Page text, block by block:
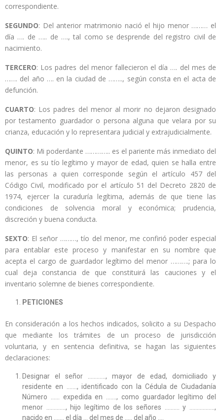
correspondiente.
SEGUNDO: Del anterior matrimonio nació el hijo menor ……… el
día …. de ….. de …., tal como se desprende del registro civil de
nacimiento.
TERCERO: Los padres del menor fallecieron el día …. del mes de
……. del año …. en la ciudad de …….., según consta en el acta de
defunción.
CUARTO: Los padres del menor al morir no dejaron designado
por testamento guardador o persona alguna que velara por su
crianza, educación y lo representara judicial y extrajudicialmente.
QUINTO: Mi poderdante ………….. es el pariente más inmediato del
menor, es su tío legítimo y mayor de edad, quien se halla entre
las personas a quien corresponde según el artículo 457 del
Código Civil, modificado por el artículo 51 del Decreto 2820 de
1974, ejercer la curaduría legítima, además de que tiene las
condiciones de solvencia moral y económica; prudencia,
discreción y buena conducta.
SEXTO: El señor ………, tío del menor, me confirió poder especial
para entablar este proceso y manifestar en su nombre que
acepta el cargo de guardador legítimo del menor ……….; para lo
cual deja constancia de que constituirá las cauciones y el
inventario solemne de bienes correspondiente.
PETICIONES
En consideración a los hechos indicados, solicito a su Despacho
que mediante los trámites de un proceso de jurisdicción
voluntaria, y en sentencia definitiva, se hagan las siguientes
declaraciones:
Designar el señor …………, mayor de edad, domiciliado y
residente en ……., identificado con la Cédula de Ciudadanía
Número …… expedida en ……., como guardador legítimo del
menor …………., hijo legítimo de los señores ………. y ……………..,
nacido en ……. el día … del mes de ….. del año ….